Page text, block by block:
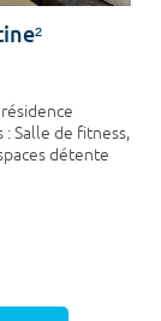
Salle de fitness,
détente